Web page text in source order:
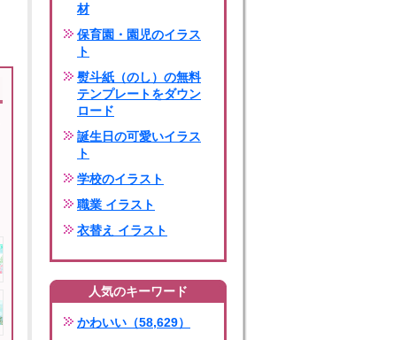
材
保育園・園児のイラス
ト
熨斗紙（のし）の無料
テンプレートをダウン
ロード
誕生日の可愛いイラス
ト
学校のイラスト
職業 イラスト
衣替え イラスト
人気のキーワード
かわいい（58,629）